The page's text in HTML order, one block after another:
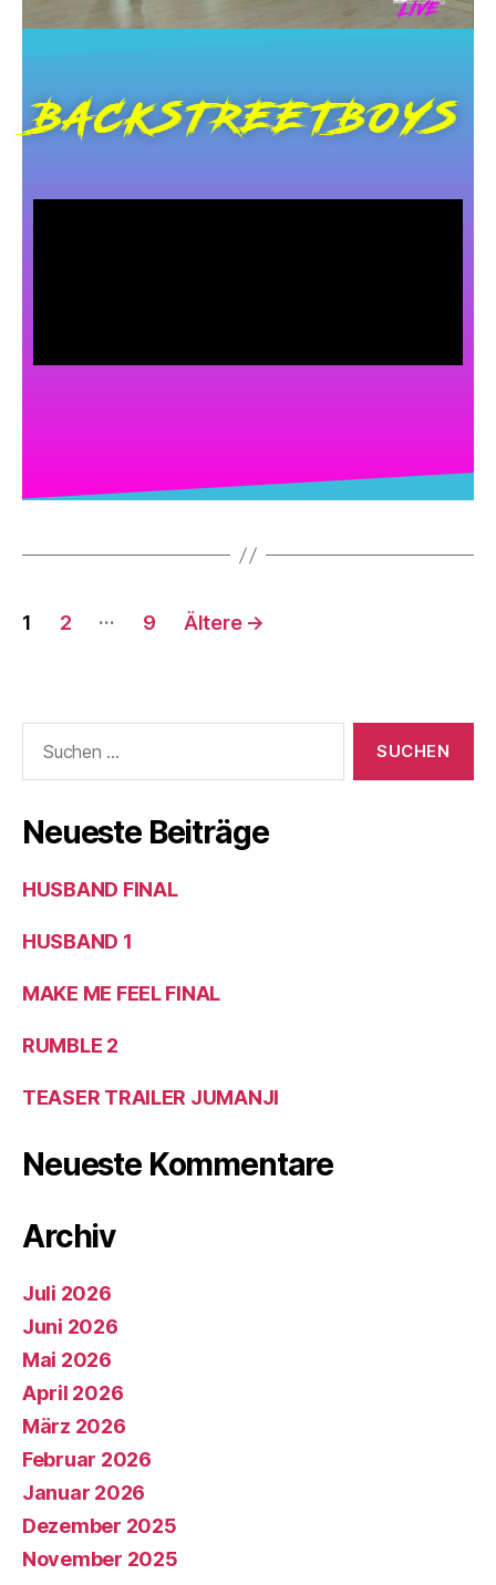
BACKSTREETBOYS
1 2 … 9 Ältere →
Neueste Beiträge
HUSBAND FINAL
HUSBAND 1
MAKE ME FEEL FINAL
RUMBLE 2
TEASER TRAILER JUMANJI
Neueste Kommentare
Archiv
Juli 2026
Juni 2026
Mai 2026
April 2026
März 2026
Februar 2026
Januar 2026
Dezember 2025
November 2025